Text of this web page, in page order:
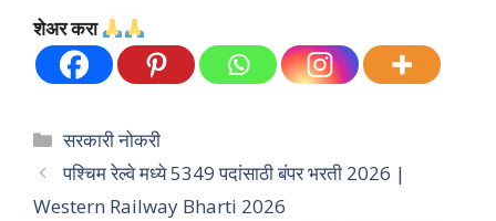
शेअर करा
Categories
सरकारी नोकरी
पश्चिम रेल्वे मध्ये 5349 पदांसाठी बंपर भरती 2026 |
Western Railway Bharti 2026